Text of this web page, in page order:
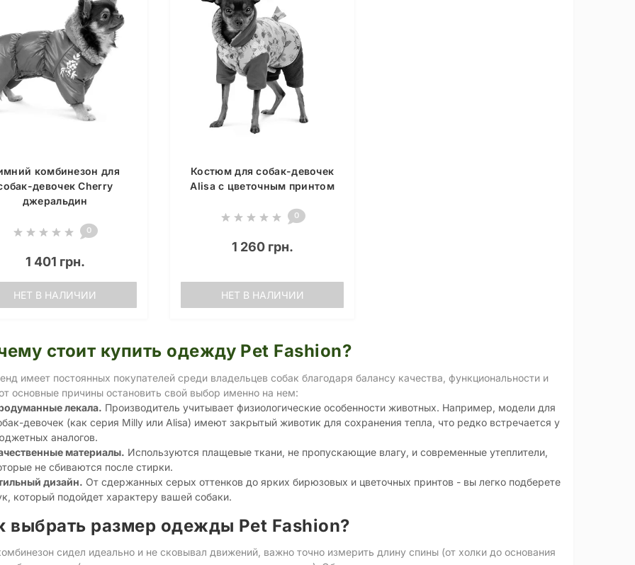
комбинезон для
девочек Cherry
джеральдин
0
1 401 грн.
НЕТ В НАЛИЧИИ
Костюм для собак-девочек
Alisa с цветочным принтом
0
1 260 грн.
НЕТ В НАЛИЧИИ
стоит купить одежду Pet Fashion?
имеет постоянных покупателей среди владельцев собак благодаря балансу качества, функциональности и
основные причины остановить свой выбор именно на нем:
лекала. Производитель учитывает физиологические особенности животных. Например, модели для
девочек (как серия Milly или Alisa) имеют закрытый животик для сохранения тепла, что редко встречается у
аналогов.
материалы. Используются плащевые ткани, не пропускающие влагу, и современные утеплители,
не сбиваются после стирки.
дизайн. От сдержанных серых оттенков до ярких бирюзовых и цветочных принтов - вы легко подберете
который подойдет характеру вашей собаки.
выбрать размер одежды Pet Fashion?
сидел идеально и не сковывал движений, важно точно измерить длину спины (от холки до основания